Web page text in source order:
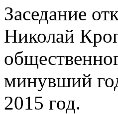
Заседание
Николай
минувший
2015 год.